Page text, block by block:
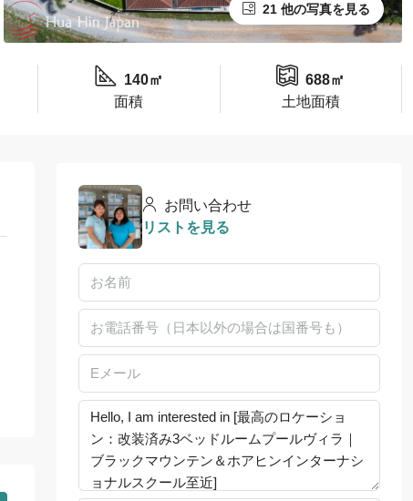
21 他の写真を見る
140㎡
面積
688㎡
土地面積
お問い合わせ
リストを見る